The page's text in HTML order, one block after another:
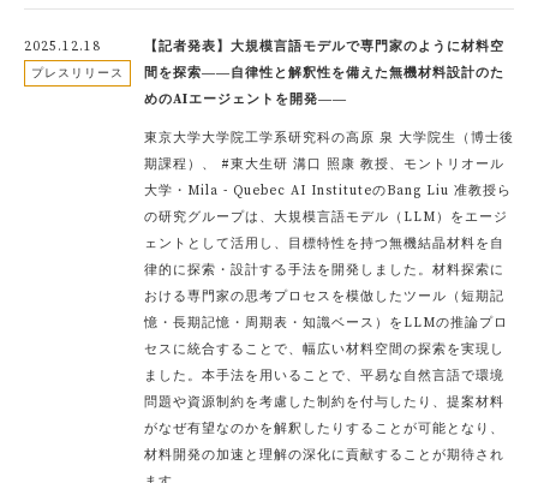
2025.12.18
プレスリリース
【記者発表】大規模言語モデルで専門家のように材料空
間を探索――自律性と解釈性を備えた無機材料設計のた
めのAIエージェントを開発――
東京大学大学院工学系研究科の高原 泉 大学院生（博士後
期課程）、 #東大生研 溝口 照康 教授、モントリオール
大学・Mila - Quebec AI InstituteのBang Liu 准教授ら
の研究グループは、大規模言語モデル（LLM）をエージ
ェントとして活用し、目標特性を持つ無機結晶材料を自
律的に探索・設計する手法を開発しました。材料探索に
おける専門家の思考プロセスを模倣したツール（短期記
憶・長期記憶・周期表・知識ベース）をLLMの推論プロ
セスに統合することで、幅広い材料空間の探索を実現し
ました。本手法を用いることで、平易な自然言語で環境
問題や資源制約を考慮した制約を付与したり、提案材料
がなぜ有望なのかを解釈したりすることが可能となり、
材料開発の加速と理解の深化に貢献することが期待され